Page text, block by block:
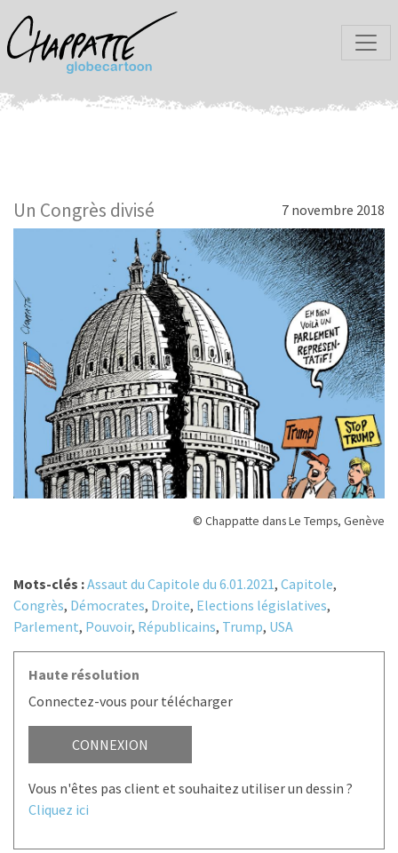
Un Congrès divisé 7 novembre 2018
© Chappatte dans Le Temps, Genève
Mots-clés :Assaut du Capitole du 6.01.2021, Capitole,
Congrès, Démocrates, Droite, Elections législatives,
Parlement, Pouvoir, Républicains, Trump, USA
Haute résolution
Connectez-vous pour télécharger
CONNEXION
Vous n'êtes pas client et souhaitez utiliser un dessin ?
Cliquez ici